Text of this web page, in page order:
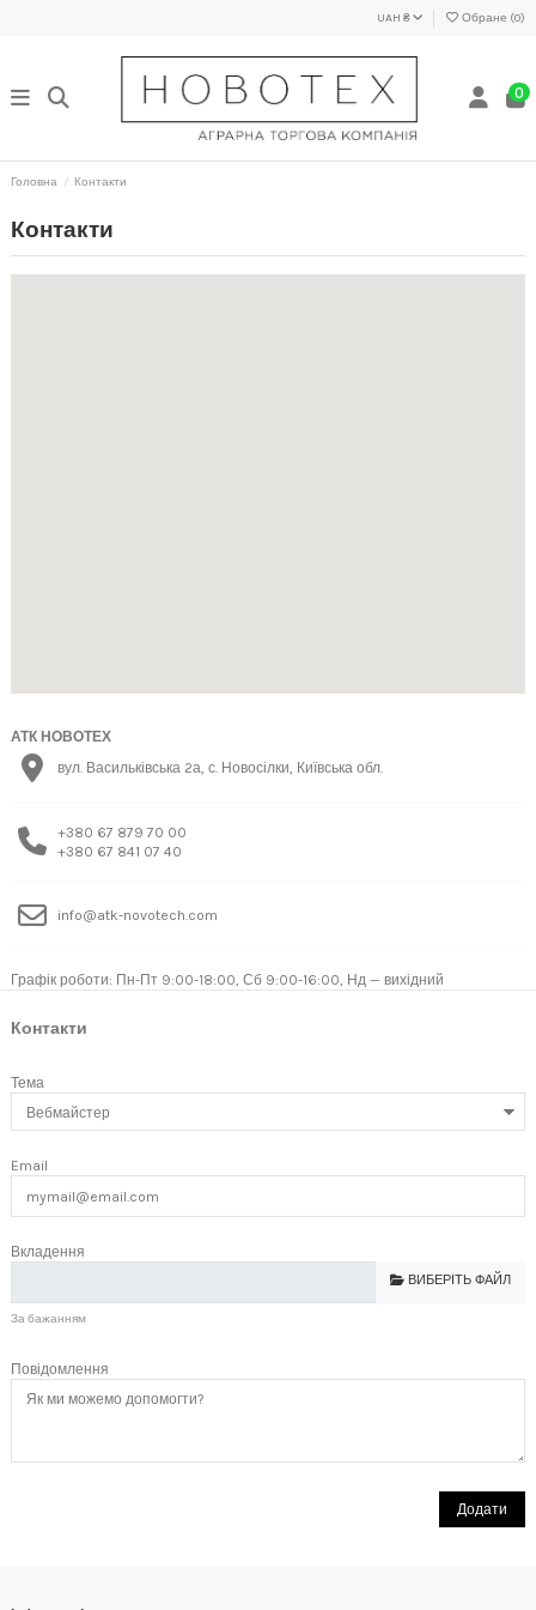
UAH ₴ Обране (0)
0
Головна Контакти
Контакти
АТК НОВОТЕХ
вул. Васильківська 2а, с. Новосілки, Київська обл.
+380 67 879 70 00
+380 67 841 07 40
info@atk-novotech.com
Графік роботи: Пн-Пт 9:00-18:00, Сб 9:00-16:00, Нд — вихідний
Контакти
Тема
Email
Вкладення
ВИБЕРІТЬ ФАЙЛ
За бажанням
Повідомлення